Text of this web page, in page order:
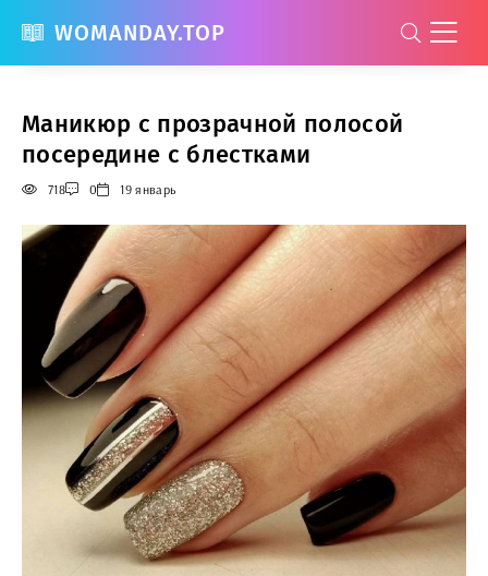
WOMANDAY.TOP
Маникюр с прозрачной полосой
посередине с блестками
718 0 19 январь